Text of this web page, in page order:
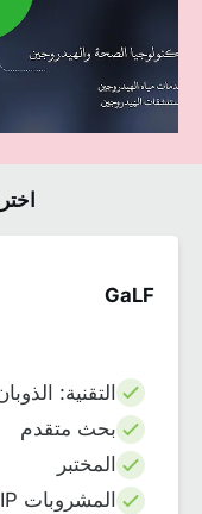
GaLF
التقنية:
بحث متقدم
المختبر
المشروبات CIP